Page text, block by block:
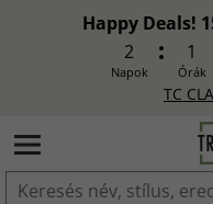
Happy Deals!
2
Napok
1
Órák
TC